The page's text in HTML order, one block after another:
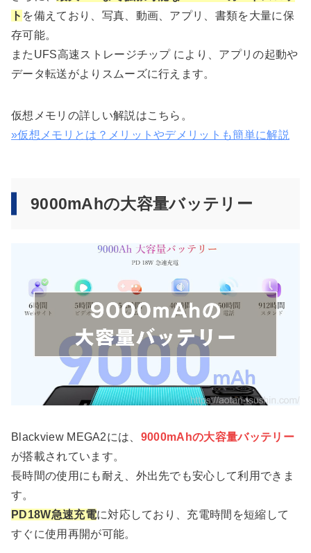
ト を備えており、写真、動画、アプリ、書類を大量に保
存可能。
またUFS高速ストレージチップ により、アプリの起動や
データ転送がよりスムーズに行えます。
仮想メモリの詳しい解説はこちら。
»仮想メモリとは？メリットやデメリットも簡単に解説
9000mAhの大容量バッテリー
Blackview MEGA2には、 9000mAhの大容量バッテリー
が搭載されています。
長時間の使用にも耐え、外出先でも安心して利用できま
す。
PD18W急速充電に対応しており、充電時間を短縮して
すぐに使用再開が可能。